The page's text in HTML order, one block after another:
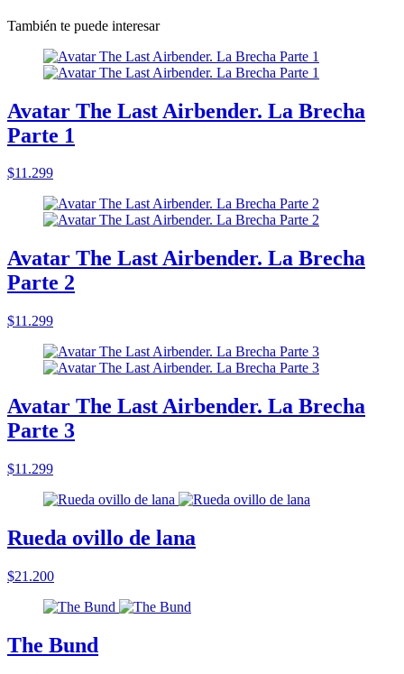
También te puede interesar
Avatar The Last Airbender. La Brecha
Parte 1
$11.299
Avatar The Last Airbender. La Brecha
Parte 2
$11.299
Avatar The Last Airbender. La Brecha
Parte 3
$11.299
Rueda ovillo de lana
$21.200
The Bund